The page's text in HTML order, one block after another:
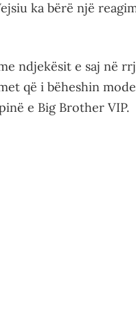
ka bërë një
ndjekësit e saj në
që i bëheshin
e Big Brother VIP.